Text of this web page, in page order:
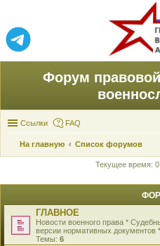
Форум
Ссылки FAQ
На главную
Список форумов
Текущее время:
ГЛАВНОЕ
Новости военного права *
версии нормативных документов
Темы: 6